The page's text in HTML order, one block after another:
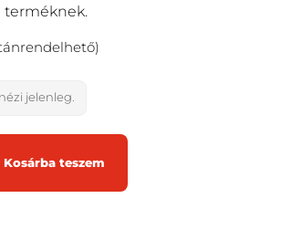
terméknek.
jelenleg.
Kosárba teszem